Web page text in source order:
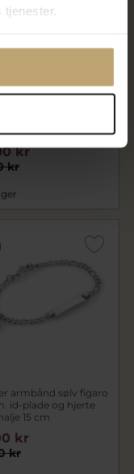
tjenester.
Priser fra
kr
kr
armbånd sølv figaro
id-plade og hjerte
15 cm
kr
kr